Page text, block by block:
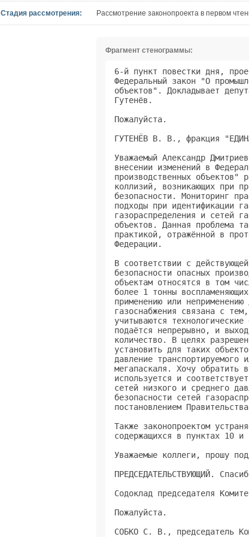
Стадия рассмотрения: Рассмотрение законопроекта в первом
Фрагмент стенограммы:
6-й пункт повестки дня, проект федерального закона "О внесении изменений в      
Федеральный закон "О промышленной безопасности опасных производственных         
объектов". Докладывает депутат Государственной Думы Владимир Владимирович       
Гутенёв.                                                                        
                                                                                
Пожалуйста.                                                                     
                                                                                
ГУТЕНЁВ В. В., фракция "ЕДИНАЯ РОССИЯ".                                         
                                                                                
Уважаемый Александр Дмитриевич, уважаемые коллеги! Законопроект № 906310-6 "О   
внесении изменений в Федеральный закон "О промышленной безопасности опасных     
производственных объектов" разработан в целях урегулирования правовых           
коллизий, возникающих при применении законодательства о промышленной            
безопасности. Мониторинг правоприменительной практики выявил различные          
подходы при идентификации газораспределительных станций, сетей                  
газораспределения и сетей газопотребления в качестве опасных производственных   
объектов. Данная проблема также подтверждается противоречивой судебной          
практикой, отражённой в противоположных решениях арбитражных судов Российской   
Федерации.                                                                      
                                                                                
В соответствии с действующей редакцией Федерального закона "О промышленной      
безопасности опасных производственных объектов" к опасным производственным      
объектам относятся в том числе объекты, на которых единовременно находится      
более 1 тонны воспламеняющихся и горючих газов, а двойственность подходов к     
применению или неприменению данного критерия при идентификации сетей            
газоснабжения связана с тем, что при определении массы опасного вещества не     
учитываются технологические особенности системы газоснабжения, в которой газ    
подаётся непрерывно, и выход опасного вещества может превысить расчётное        
количество. В целях разрешения данного вопроса законопроектом предлагается      
установить для таких объектов газоснабжения новый критерий их идентификации -   
давление транспортируемого или используемого газа с нижним пределом 0,005       
мегапаскаля. Хочу обратить внимание на то, что указанный критерий уже           
используется и соответствует критериям технического разграничения газовых       
сетей низкого и среднего давления, установленным Техническим регламентом о      
безопасности сетей газораспределения и газопотребления, утверждённым            
постановлением Правительства Российской Федерации от 29 октября 2010 года.      
                                                                                
Также законопроектом устраняется техническая ошибка в отсылочных нормах,        
содержащихся в пунктах 10 и 11 приложения 2 к федеральному закону.              
                                                                                
Уважаемые коллеги, прошу поддержать законопроект.